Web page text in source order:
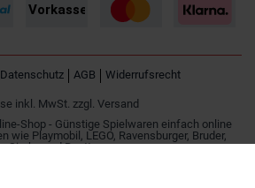
Datenschutz AGB Widerrufsrecht
inkl. MwSt. zzgl. Versand
Shop - Günstige Spielwaren einfach online
wie Playmobil, LEGO, Ravensburger, Bruder,
Simba und Besttoy.